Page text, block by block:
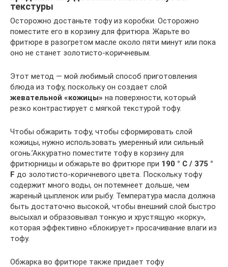
текстуры
Осторожно достаньте тофу из коробки. Осторожно
поместите его в корзину для фритюра. Жарьте во
фритюре в разогретом масле около пяти минут или пока
оно не станет золотисто-коричневым.
Этот метод — мой любимый способ приготовления
блюда из тофу, поскольку он создает слой
жевательной «кожицы» на поверхности, который
резко контрастирует с мягкой текстурой тофу.
Чтобы обжарить тофу, чтобы сформировать слой
кожицы, нужно использовать умеренный или сильный
огонь.’Аккуратно поместите тофу в корзину для
фритюрницы и обжарьте во фритюре при 190 ° C / 375 °
F до золотисто-коричневого цвета. Поскольку тофу
содержит много воды, он потемнеет дольше, чем
жареный цыпленок или рыбу. Температура масла должна
быть достаточно высокой, чтобы внешний слой быстро
высыхал и образовывал тонкую и хрустящую «корку»,
которая эффективно «блокирует» просачивание влаги из
тофу.
Обжарка во фритюре также придает тофу